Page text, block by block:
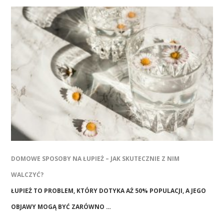
DOMOWE SPOSOBY NA ŁUPIEŻ – JAK SKUTECZNIE Z NIM
WALCZYĆ?
ŁUPIEŻ TO PROBLEM, KTÓRY DOTYKA AŻ 50% POPULACJI, A JEGO
OBJAWY MOGĄ BYĆ ZARÓWNO …